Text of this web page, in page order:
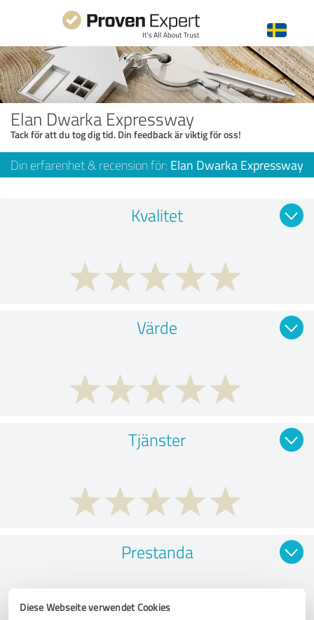
Diese Webseite verwendet Cookies
Elan Dwarka Expressway
Tack för att du tog dig tid. Din feedback är viktig för oss!
Din erfarenhet & recension för: Elan Dwarka Expressway
Kvalitet
Värde
Tjänster
Prestanda